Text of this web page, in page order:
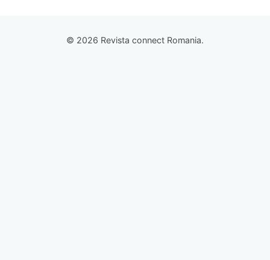
© 2026 Revista connect Romania.